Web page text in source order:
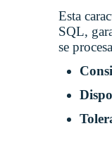
Esta
SQL,
se